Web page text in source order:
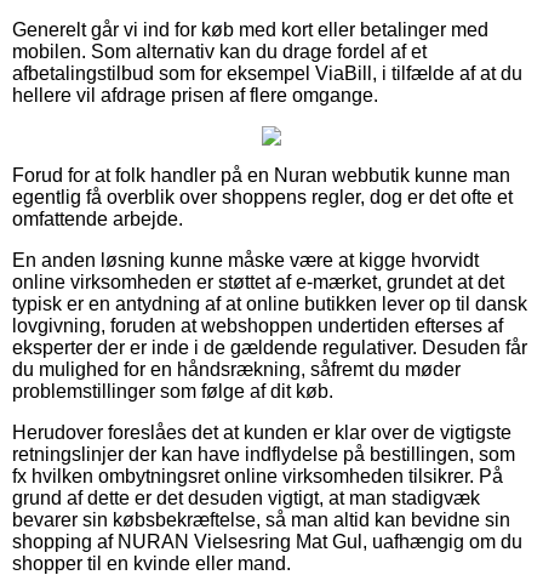
Generelt går vi ind for køb med kort eller betalinger med
mobilen. Som alternativ kan du drage fordel af et
afbetalingstilbud som for eksempel ViaBill, i tilfælde af at du
hellere vil afdrage prisen af flere omgange.
Forud for at folk handler på en Nuran webbutik kunne man
egentlig få overblik over shoppens regler, dog er det ofte et
omfattende arbejde.
En anden løsning kunne måske være at kigge hvorvidt
online virksomheden er støttet af e-mærket, grundet at det
typisk er en antydning af at online butikken lever op til dansk
lovgivning, foruden at webshoppen undertiden efterses af
eksperter der er inde i de gældende regulativer. Desuden får
du mulighed for en håndsrækning, såfremt du møder
problemstillinger som følge af dit køb.
Herudover foreslåes det at kunden er klar over de vigtigste
retningslinjer der kan have indflydelse på bestillingen, som
fx hvilken ombytningsret online virksomheden tilsikrer. På
grund af dette er det desuden vigtigt, at man stadigvæk
bevarer sin købsbekræftelse, så man altid kan bevidne sin
shopping af NURAN Vielsesring Mat Gul, uafhængig om du
shopper til en kvinde eller mand.